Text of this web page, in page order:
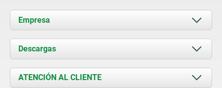
Empresa
Acerca de nosotros
Novedades
Contacto
Descargas
Documents
ATENCIÓN AL CLIENTE